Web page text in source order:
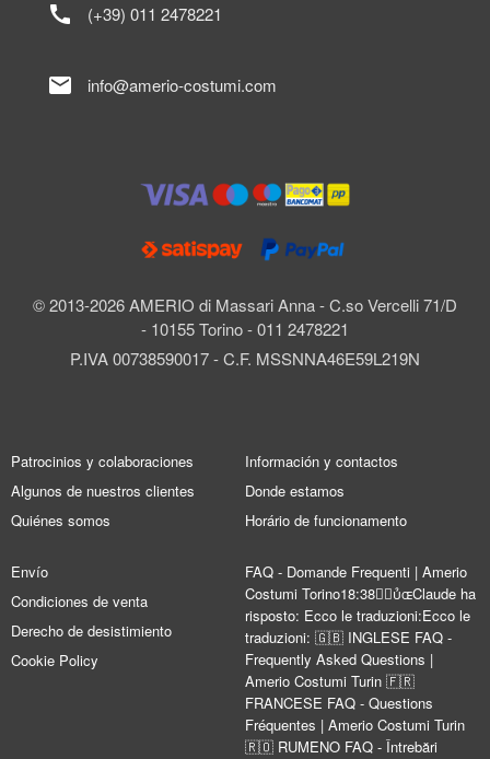
© 2013-2026 AMERIO di Massari Anna - C.so Vercelli 71/D
- 10155 Torino - 011 2478221
P.IVA 00738590017 - C.F. MSSNNA46E59L219N
call (+39) 011 2478221
mail info@amerio-costumi.com
Patrocinios y colaboraciones
Algunos de nuestros clientes
Quiénes somos
Información y contactos
Donde estamos
Horário de funcionamento
Envío
Condiciones de venta
Derecho de desistimiento
Cookie Policy
FAQ - Domande Frequenti | Amerio
Costumi Torino18:38Claude ha
risposto: Ecco le traduzioni:Ecco le
traduzioni: 🇬🇧 INGLESE FAQ -
Frequently Asked Questions |
Amerio Costumi Turin 🇫🇷
FRANCESE FAQ - Questions
Fréquentes | Amerio Costumi Turin
🇷🇴 RUMENO FAQ - Întrebări